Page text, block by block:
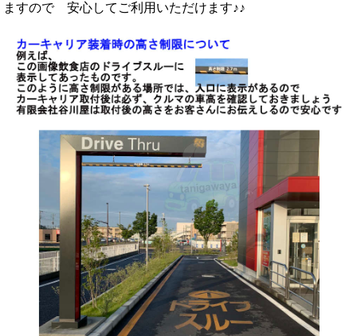
ますので 安心してご利用いただけます♪♪